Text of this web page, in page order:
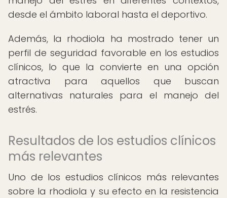
desde el ámbito laboral hasta el deportivo.
Además, la rhodiola ha mostrado tener un
perfil de seguridad favorable en los estudios
clínicos, lo que la convierte en una opción
atractiva para aquellos que buscan
alternativas naturales para el manejo del
estrés.
Resultados de los estudios clínicos
más relevantes
Uno de los estudios clínicos más relevantes
sobre la rhodiola y su efecto en la resistencia